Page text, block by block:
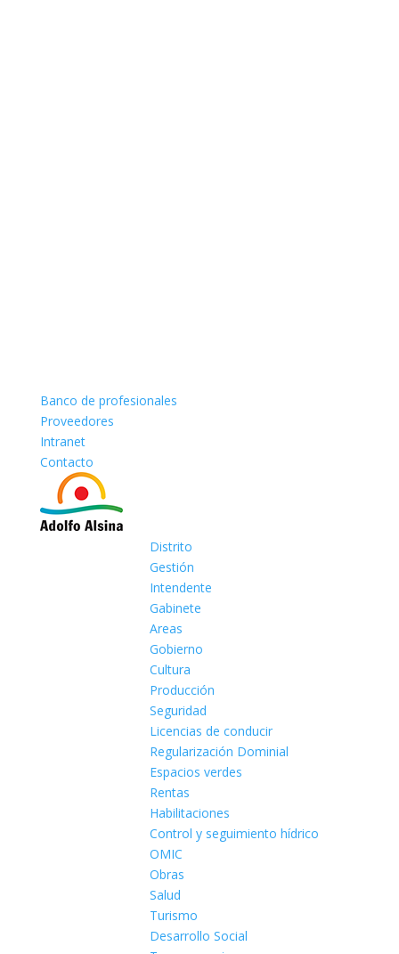
Banco de profesionales
Proveedores
Intranet
Contacto
Distrito
Gestión
Intendente
Gabinete
Areas
Gobierno
Cultura
Producción
Seguridad
Licencias de conducir
Regularización Dominial
Espacios verdes
Rentas
Habilitaciones
Control y seguimiento hídrico
OMIC
Obras
Salud
Turismo
Desarrollo Social